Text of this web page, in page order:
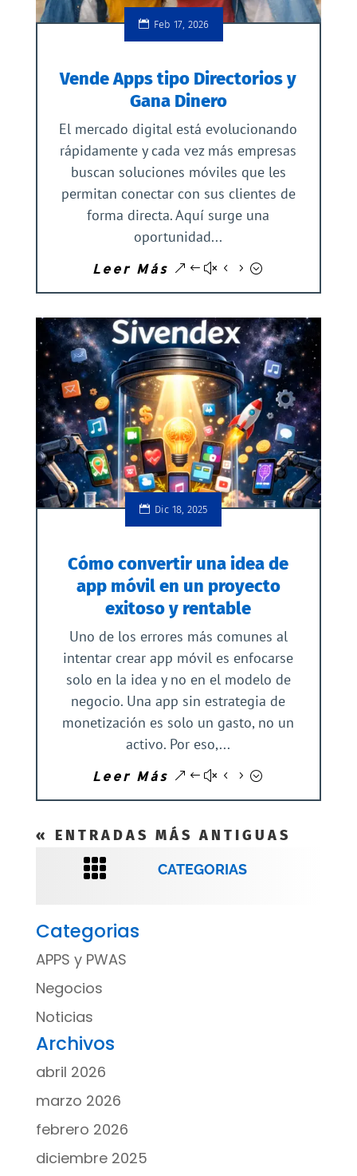
Feb 17, 2026
Vende Apps tipo Directorios y
Gana Dinero
El mercado digital está evolucionando
rápidamente y cada vez más empresas
buscan soluciones móviles que les
permitan conectar con sus clientes de
forma directa. Aquí surge una
oportunidad...
Leer Más
Dic 18, 2025
Cómo convertir una idea de
app móvil en un proyecto
exitoso y rentable
Uno de los errores más comunes al
intentar crear app móvil es enfocarse
solo en la idea y no en el modelo de
negocio. Una app sin estrategia de
monetización es solo un gasto, no un
activo. Por eso,...
Leer Más
« ENTRADAS MÁS ANTIGUAS
 CATEGORIAS
Categorias
APPS y PWAS
Negocios
Noticias
Archivos
abril 2026
marzo 2026
febrero 2026
diciembre 2025